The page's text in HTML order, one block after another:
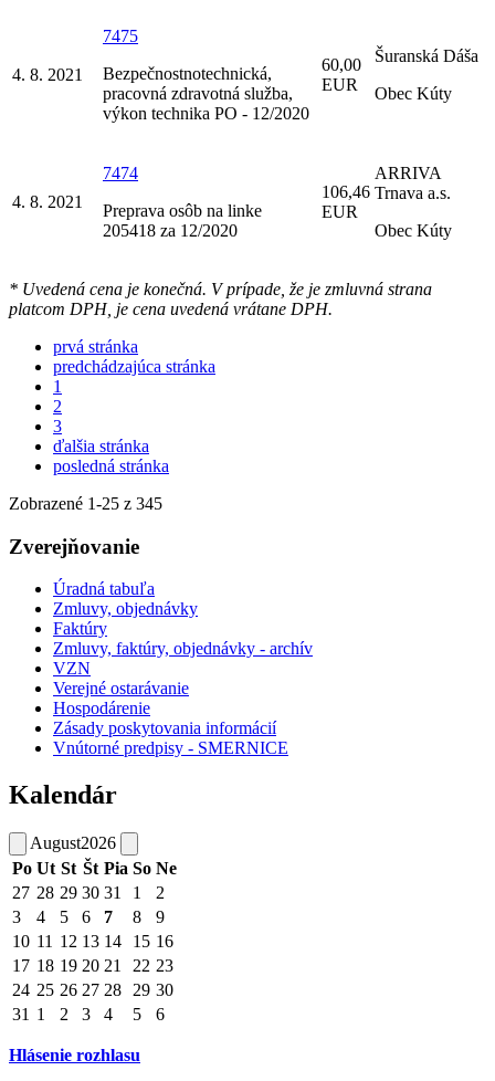
4. 8. 2021
7475
Bezpečnostnotechnická,
pracovná zdravotná služba,
výkon technika PO - 12/2020
60,00
EUR
Šuranská Dáša
Obec Kúty
4. 8. 2021
7474
Preprava osôb na linke
205418 za 12/2020
106,46
EUR
ARRIVA
Trnava a.s.
Obec Kúty
* Uvedená cena je konečná. V prípade, že je zmluvná strana
platcom DPH, je cena uvedená vrátane DPH.
prvá stránka
predchádzajúca stránka
1
2
3
ďalšia stránka
posledná stránka
Zobrazené 1-25 z 345
Zverejňovanie
Úradná tabuľa
Zmluvy, objednávky
Faktúry
Zmluvy, faktúry, objednávky - archív
VZN
Verejné ostarávanie
Hospodárenie
Zásady poskytovania informácií
Vnútorné predpisy - SMERNICE
Kalendár
August2026
Po Ut St Št Pia So Ne
27 28 29 30 31 1
2
3
4 5 6 7 8
9
10 11 12 13 14 15 16
17 18 19 20 21 22 23
24 25 26 27 28 29 30
31 1 2 3 4 5 6
Hlásenie rozhlasu